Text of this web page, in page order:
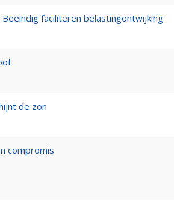
faciliteren belastingontwijking
de zon
compromis